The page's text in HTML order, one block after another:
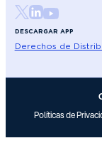
DESCARGAR APP
Derechos de
Políticas de